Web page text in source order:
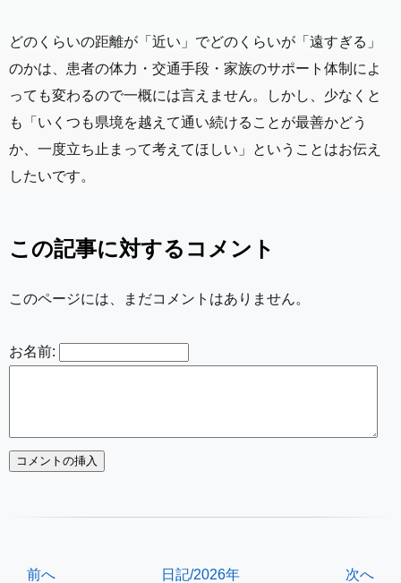
どのくらいの距離が「近い」でどのくらいが「遠すぎる」
のかは、患者の体力・交通手段・家族のサポート体制によ
っても変わるので一概には言えません。しかし、少なくと
も「いくつも県境を越えて通い続けることが最善かどう
か、一度立ち止まって考えてほしい」ということはお伝え
したいです。
この記事に対するコメント
このページには、まだコメントはありません。
お名前:
前へ 次へ
日記/2026年